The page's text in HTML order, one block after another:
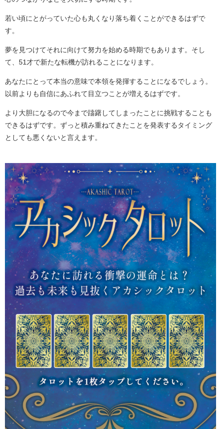
若い頃にとがっていた心も丸くなり落ち着くことができるはずで
す。
夢を見つけてそれに向けて努力を始める時期でもあります。そし
て、51才で新たな転機が訪れることになります。
あなたにとって本当の意味で本領を発揮することになるでしょう。
以前よりも自信にあふれて目立つことが増えるはずです。
より大胆になるので今まで躊躇してしまったことに挑戦することも
できるはずです。ずっと積み重ねてきたことを発表するタイミング
としても悪くないと言えます。